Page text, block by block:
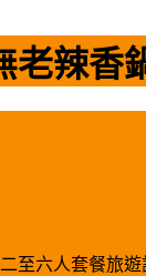
辣
至六人套餐旅遊